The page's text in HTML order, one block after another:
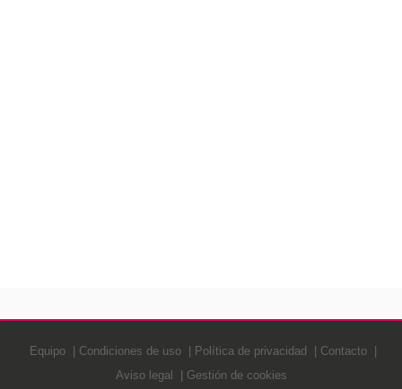
Equipo Condiciones de uso Política de privacidad
Contacto
Aviso legal
Gestión de cookies